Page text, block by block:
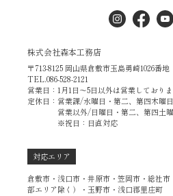
株式会社森本工務店
〒713-8125 岡山県倉敷市玉島勇崎1026番地
TEL.086-528-2121
営業日：1月1日～5日以外は営業しておりま
定休日：営業課/水曜日・第二、第四木曜
営業以外/日曜日・第二、第四土
※祝日：日直対応
対応エリア
倉敷市・浅口市・井原市・笠岡市・総社
部エリア除く）・玉野市・浅口郡里庄町